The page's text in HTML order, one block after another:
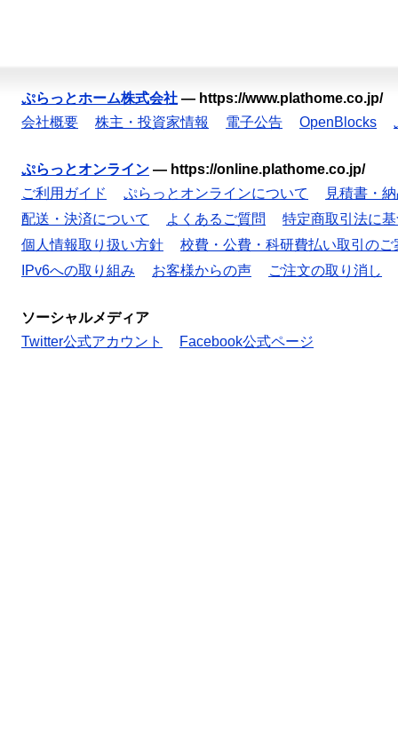
ぷらっとホーム株式会社 — https://www.plathome.co.jp/
会社概要
株主・投資家情報 電子公告 OpenBlocks
ぷらっとオンライン — https://online.plathome.co.jp/
ご利用ガイド
ぷらっとオンラインについて
見積書・
配送・決済について
よくあるご質問
特定商取引法に
個人情報取り扱い方針
校費・公費・科研費払い取引のご
IPv6への取り組み
お客様からの声 ご注文の取り消し
ソーシャルメディア
Twitter公式アカウント
Facebook公式ページ